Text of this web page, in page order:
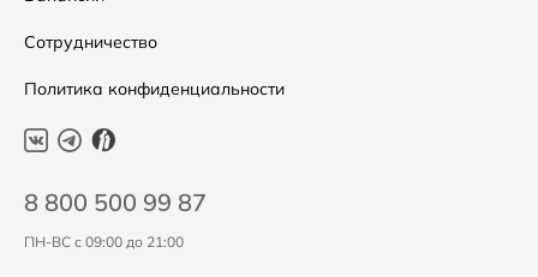
Сотрудничество
Политика конфиденциальности
8 800 500 99 87
ПН-ВС с 09:00 до 21:00